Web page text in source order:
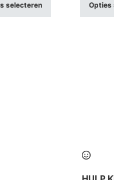
selecteren Opties